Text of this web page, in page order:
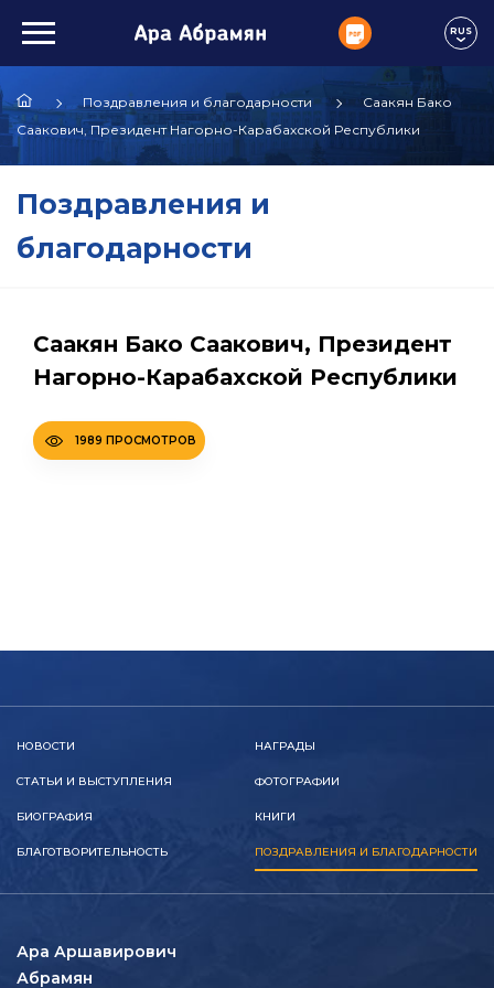
RUS
Поздравления и благодарности
Саакян Бако
Саакович, Президент Нагорно-Карабахской Республики
Поздравления и
благодарности
Саакян Бако Саакович, Президент
Нагорно-Карабахской Республики
1989 ПРОСМОТРОВ
НОВОСТИ
СТАТЬИ И ВЫСТУПЛЕНИЯ
БИОГРАФИЯ
БЛАГОТВОРИТЕЛЬНОСТЬ
НАГРАДЫ
ФОТОГРАФИИ
КНИГИ
ПОЗДРАВЛЕНИЯ И БЛАГОДАРНОСТИ
Ара Аршавирович
Абрамян